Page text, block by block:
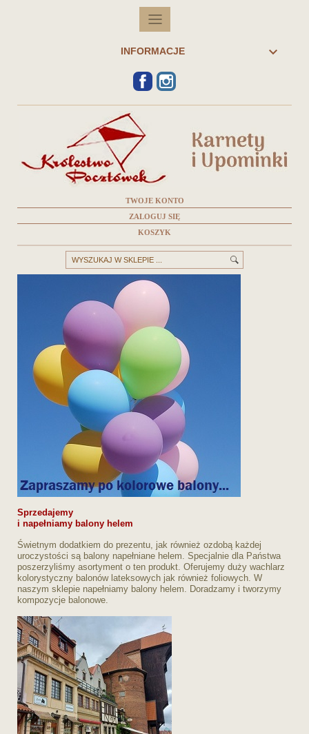
INFORMACJE 
FACEBOOK
TWOJE KONTO
ZALOGUJ SIĘ
KOSZYK
Sprzedajemy
i napełniamy balony helem
Świetnym dodatkiem do prezentu, jak również ozdobą każdej
uroczystości są balony napełniane helem. Specjalnie dla Państwa
poszerzyliśmy asortyment o ten produkt. Oferujemy duży wachlarz
kolorystyczny balonów lateksowych jak również foliowych. W
naszym sklepie napełniamy balony helem. Doradzamy i tworzymy
kompozycje balonowe.